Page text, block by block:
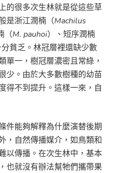
的很多次生林就是從這些草
是浙江潤楠（Machilus
（M. pauhoi）、短序潤楠
貧乏。林冠層裡還缺少數
單一，樹冠層濃密且常綠，
少。由於大多數樹種的幼苗
得不到提升。這樣一來，自
件能夠解釋為什麼演替後期
，自然傳播媒介，如鳥類和
以傳播。在次生林中，基本
也就沒有辦法幫牠們攜帶果